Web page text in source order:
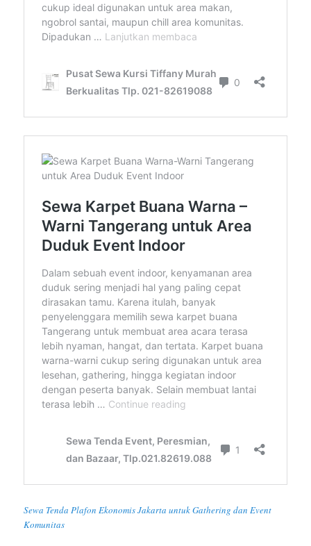
Sewa Tenda Plafon Ekonomis Jakarta untuk Gathering dan Event
Komunitas